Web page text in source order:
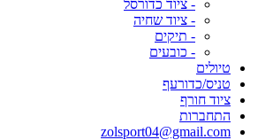
- ציוד כדורסל
- ציוד שחיה
- תיקים
- כובעים
טיולים
טניס/כדורעף
ציוד חורף
התחברות
zolsport04@gmail.com